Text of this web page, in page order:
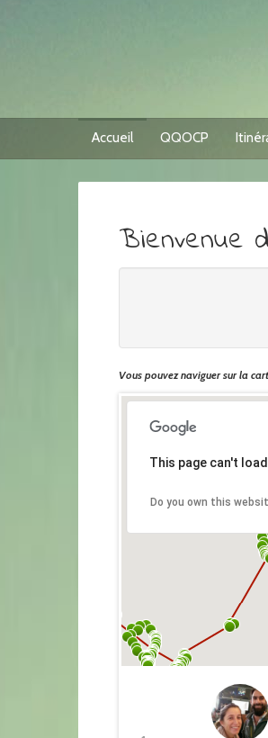
Accueil QQOCP
Bienvenue
Vous pouvez naviguer sur la
This page can't
Do you own this